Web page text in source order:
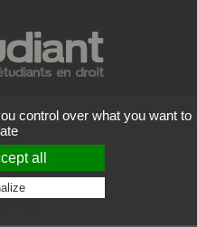
d'utilisation
forums
nous
control over what you want to
all